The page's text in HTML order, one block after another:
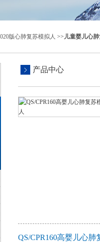
版心肺复苏模拟人 >>儿童婴儿心
产品中心
QS/CPR160高婴儿心